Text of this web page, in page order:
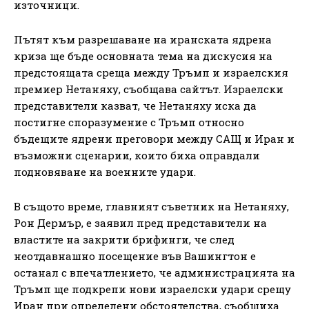
източници.
Пътят към разрешаване на иранската ядрена
криза ще бъде основната тема на дискусия на
предстоящата среща между Тръмп и израелския
премиер Нетаняху, съобщава сайтът. Израелски
представители казват, че Нетаняху иска да
постигне споразумение с Тръмп относно
бъдещите ядрени преговори между САЩ и Иран и
възможни сценарии, които биха оправдали
подновяване на военните удари.
В същото време, главният съветник на Нетаняху,
Рон Дермър, е заявил пред представители на
властите на закрити брифинги, че след
неотдавнашно посещение във Вашингтон е
останал с впечатлението, че администрацията на
Тръмп ще подкрепи нови израелски удари срещу
Иран при определени обстоятелства, съобщиха